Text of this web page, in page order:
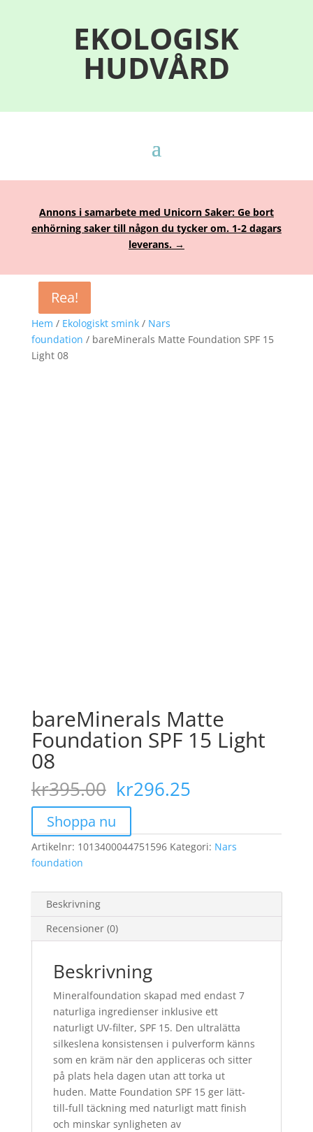
EKOLOGISK
HUDVÅRD
Annons i samarbete med Unicorn Saker: Ge bort
enhörning saker till någon du tycker om. 1-2 dagars
leverans. →
Hem / Ekologiskt smink/ Nars
foundation / bareMinerals Matte Foundation SPF 15
Light 08
Rea!
bareMinerals Matte
Foundation SPF 15 Light
08
kr395.00 Det
ursprungliga
priset
var:
kr395.00.
kr296.25Det
är:
kr296.25.
Shoppa nu
Artikelnr: 1013400044751596 Kategori: Nars
foundation
Beskrivning
Recensioner (0)
Beskrivning
Mineralfoundation skapad med endast 7
naturliga ingredienser inklusive ett
naturligt UV-filter, SPF 15. Den ultralätta
silkeslena konsistensen i pulverform känns
som en kräm när den appliceras och sitter
på plats hela dagen utan att torka ut
huden. Matte Foundation SPF 15 ger lätt-
till-full täckning med naturligt matt finish
och minskar synligheten av
Rea!
Rea!